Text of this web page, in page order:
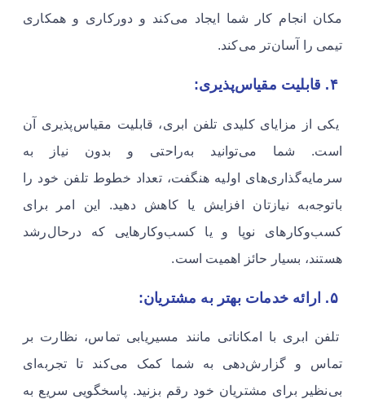
مکان انجام کار شما ایجاد می‌کند و دورکاری و همکاری
تیمی را آسان‌تر می‌کند.
یکی از مزایای کلیدی تلفن ابری، قابلیت مقیاس‌پذیری آن
است. شما می‌توانید به‌راحتی و بدون نیاز به
سرمایه‌گذاری‌های اولیه هنگفت، تعداد خطوط تلفن خود را
باتوجه‌به نیازتان افزایش یا کاهش دهید. این امر برای
کسب‌وکارهای نوپا و یا کسب‌وکارهایی که درحال‌رشد
هستند، بسیار حائز اهمیت است.
تلفن ابری با امکاناتی مانند مسیریابی تماس، نظارت بر
تماس و گزارش‌دهی به شما کمک می‌کند تا تجربه‌ای
بی‌نظیر برای مشتریان خود رقم بزنید. پاسخگویی سریع به